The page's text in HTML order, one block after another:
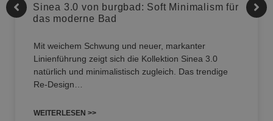
Sinea 3.0 von burgbad: Soft Minimalism für
das moderne Bad
Mit weichem Schwung und neuer, markanter
Linienführung zeigt sich die Kollektion Sinea 3.0
natürlich und minimalistisch zugleich. Das trendige
Re-Design…
WEITERLESEN >>